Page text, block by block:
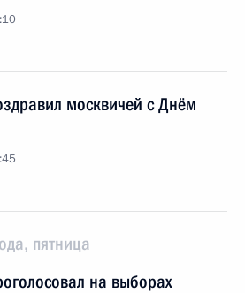
москвичей с Днём
пятница
на выборах